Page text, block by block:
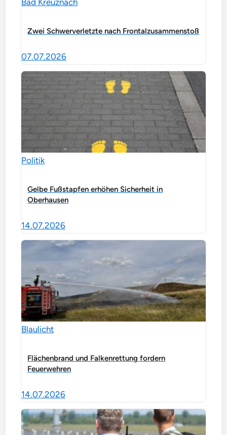
Zwei Schwerverletzte nach Frontalzusammenstoß
07.07.2026
Politik
Gelbe Fußstapfen erhöhen Sicherheit in
Oberhausen
14.07.2026
Blaulicht
Flächenbrand und Falkenrettung fordern
Feuerwehren
14.07.2026